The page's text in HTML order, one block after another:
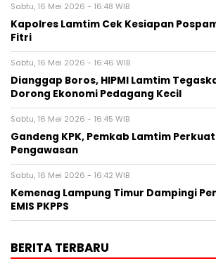
Sabtu, 16 Mei 2026 - 16:48 WIB
Kapolres Lamtim Cek Kesiapan
Fitri
Sabtu, 16 Mei 2026 - 16:46 WIB
Dianggap Boros, HIPMI Lamtim
Dorong Ekonomi Pedagang Kecil
Sabtu, 16 Mei 2026 - 16:45 WIB
Gandeng KPK, Pemkab Lamtim
Pengawasan
Sabtu, 16 Mei 2026 - 16:42 WIB
Kemenag Lampung Timur Dampingi
EMIS PKPPS
BERITA TERBARU